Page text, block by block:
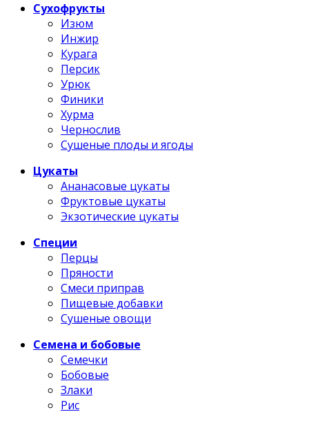
Сухофрукты
Изюм
Инжир
Курага
Персик
Урюк
Финики
Хурма
Чернослив
Сушеные плоды и ягоды
Цукаты
Ананасовые цукаты
Фруктовые цукаты
Экзотические цукаты
Специи
Перцы
Пряности
Смеси приправ
Пищевые добавки
Сушеные овощи
Семена и бобовые
Семечки
Бобовые
Злаки
Рис